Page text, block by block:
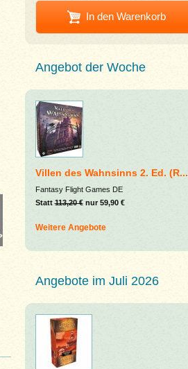
In den Warenkorb
Angebot der Woche
Villen des Wahnsinns 2. Ed. (R...
Fantasy Flight Games DE
Statt113,20 €nur 59,90 €
Weitere Angebote
Angebote im Juli 2026